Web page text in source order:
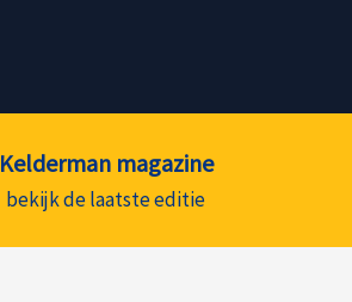
Kelderman magazine
bekijk de laatste editie